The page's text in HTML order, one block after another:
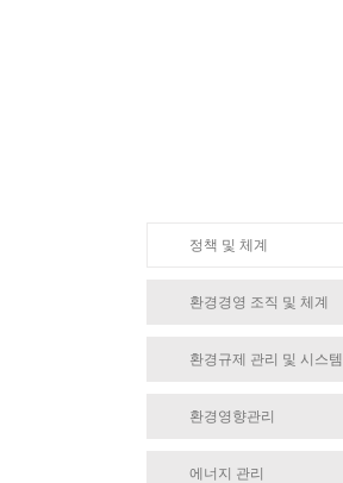
정책 및 체계
환경경영 조직 및 체계
환경규제 관리 및 시스템
환경영향관리
에너지 관리